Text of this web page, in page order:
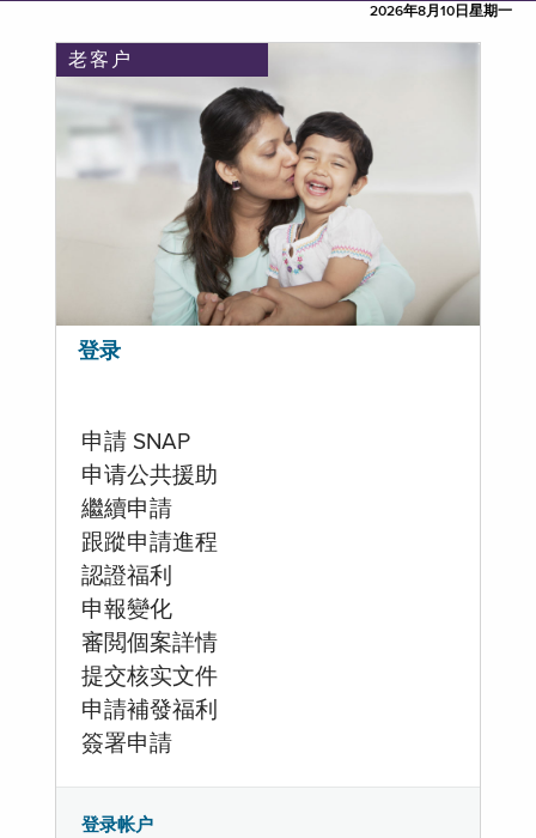
2026年8月10日星期一
老客户
登录
申請 SNAP
申请公共援助
繼續申請
跟蹤申請進程
認證福利
申報變化
審閲個案詳情
提交核实文件
申請補發福利
簽署申請
登录帐户